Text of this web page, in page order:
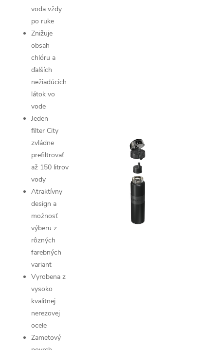
voda vždy
po ruke
Znižuje
obsah
chlóru a
ďalších
nežiadúcich
látok vo
vode
Jeden
filter City
zvládne
prefiltrovať
až 150 litrov
vody
Atraktívny
design a
možnosť
výberu z
rôzných
farebných
variant
Vyrobena z
vysoko
kvalitnej
nerezovej
ocele
Zametový